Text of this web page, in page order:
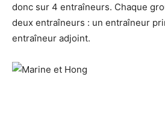
donc sur 4 entraîneurs. Chaque
deux entraîneurs : un entraîneur
entraîneur adjoint.